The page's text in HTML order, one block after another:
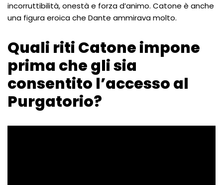
incorruttibilità, onestà e forza d’animo. Catone è anche
una figura eroica che Dante ammirava molto.
Quali riti Catone impone
prima che gli sia
consentito l’accesso al
Purgatorio?